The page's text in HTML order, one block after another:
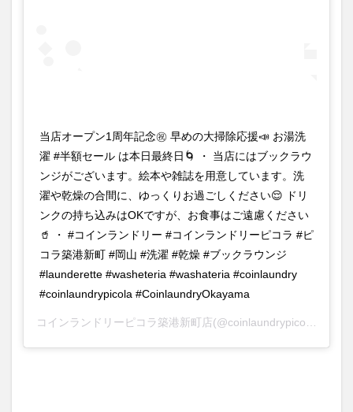
当店オープン1周年記念㊗️ 早めの大掃除応援📣 お湯洗
濯 #半額セール は本日最終日🌀 ・ 当店にはブックラウ
ンジがございます。絵本や雑誌を用意しています。洗
濯や乾燥の合間に、ゆっくりお過ごしください😌 ドリ
ンクの持ち込みはOKですが、お食事はご遠慮ください
🥤 ・ #コインランドリー #コインランドリーピコラ #ピ
コラ築港新町 #岡山 #洗濯 #乾燥 #ブックラウンジ
#launderette #washeteria #washateria #coinlaundry
#coinlaundrypicola #CoinlaundryOkayama
コインランドリーピコラ築港新町店(@coinlaundrypicola_chikko)がシェアした投稿 –